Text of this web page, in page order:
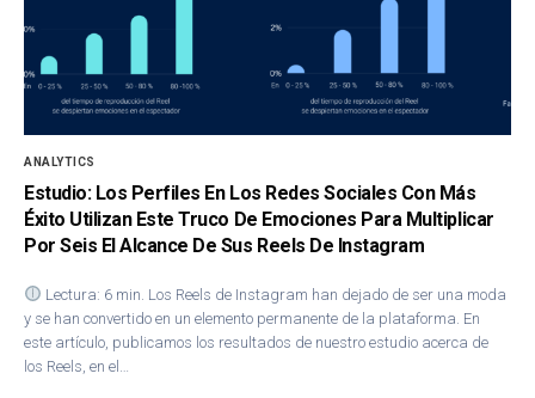
ANALYTICS
Estudio: Los Perfiles En Los Redes Sociales Con Más
Éxito Utilizan Este Truco De Emociones Para Multiplicar
Por Seis El Alcance De Sus Reels De Instagram
Lectura: 6 min. Los Reels de Instagram han dejado de ser una moda
y se han convertido en un elemento permanente de la plataforma. En
este artículo, publicamos los resultados de nuestro estudio acerca de
los Reels, en el…